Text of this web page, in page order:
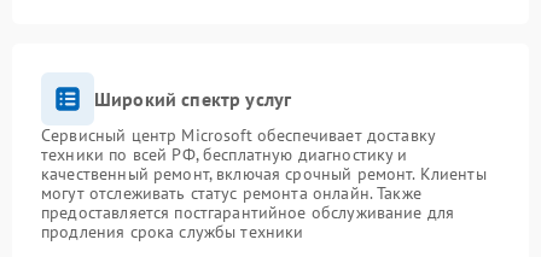
Широкий спектр услуг
Сервисный центр Microsoft обеспечивает доставку
техники по всей РФ, бесплатную диагностику и
качественный ремонт, включая срочный ремонт. Клиенты
могут отслеживать статус ремонта онлайн. Также
предоставляется постгарантийное обслуживание для
продления срока службы техники